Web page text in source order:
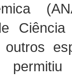
Ciência